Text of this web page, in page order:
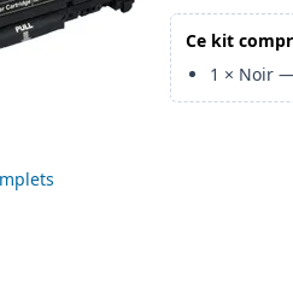
Ce kit
1 × Noir